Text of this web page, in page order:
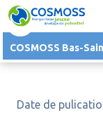
COSMOSS Bas-
Date de